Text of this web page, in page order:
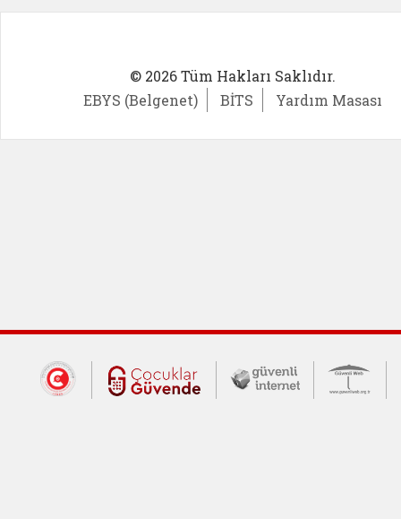
© 2026 Tüm Hakları Saklıdır.
EBYS (Belgenet)
BİTS Yardım Masası
Dış Bağlantılar
Cumhurbaşkanlığı İletişim Merkezi
Çocuklar Güvende (yeni
Güvenli